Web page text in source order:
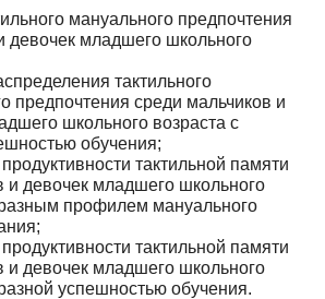
мануального предпочтения
девочек младшего школьного
тактильного
предпочтения среди мальчиков и
школьного возраста с
обучения;
тактильной памяти
и девочек младшего школьного
профилем мануального
тактильной памяти
и девочек младшего школьного
успешностью обучения.